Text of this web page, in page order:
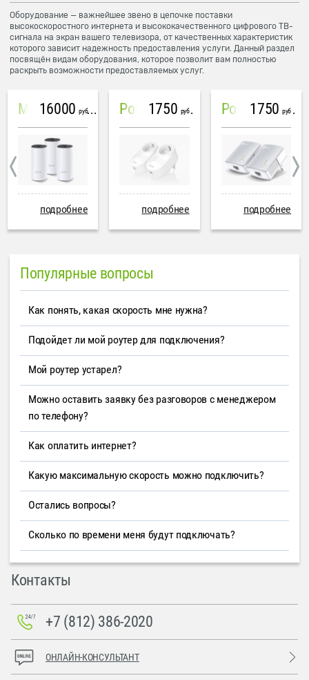
Оборудование — важнейшее звено в цепочке поставки
высокоскоростного интернета и высококачественного цифрового ТВ-
сигнала на экран вашего телевизора, от качественных характеристик
которого зависит надежность предоставления услуги. Данный раздел
посвящён видам оборудования, которое позволит вам полностью
раскрыть возможности предоставляемых услуг.
Mesh система TP-Link Deco M4 (3 устройства)
16000 руб
подробнее
PowerLine Tenda PH6
1750 руб
подробнее
PowerLine TP-Link AV600
1750 руб
подробнее
Популярные вопросы
Как понять, какая скорость мне нужна?
Подойдет ли мой роутер для подключения?
Мой роутер устарел?
Можно оставить заявку без разговоров с менеджером
по телефону?
Как оплатить интернет?
Какую максимальную скорость можно подключить?
Остались вопросы?
Сколько по времени меня будут подключать?
Контакты
+7 (812) 386-2020
ОНЛАЙН-КОНСУЛЬТАНТ